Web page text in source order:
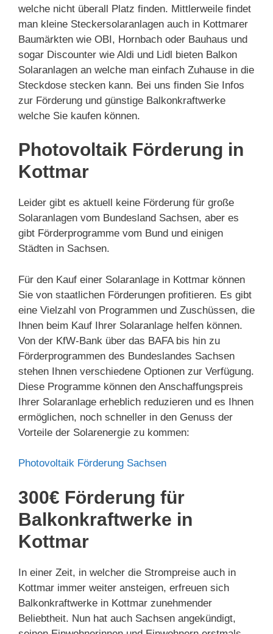
welche nicht überall Platz finden. Mittlerweile findet
man kleine Steckersolaranlagen auch in Kottmarer
Baumärkten wie OBI, Hornbach oder Bauhaus und
sogar Discounter wie Aldi und Lidl bieten Balkon
Solaranlagen an welche man einfach Zuhause in die
Steckdose stecken kann. Bei uns finden Sie Infos
zur Förderung und günstige Balkonkraftwerke
welche Sie kaufen können.
Photovoltaik Förderung in
Kottmar
Leider gibt es aktuell keine Förderung für große
Solaranlagen vom Bundesland Sachsen, aber es
gibt Förderprogramme vom Bund und einigen
Städten in Sachsen.
Für den Kauf einer Solaranlage in Kottmar können
Sie von staatlichen Förderungen profitieren. Es gibt
eine Vielzahl von Programmen und Zuschüssen, die
Ihnen beim Kauf Ihrer Solaranlage helfen können.
Von der KfW-Bank über das BAFA bis hin zu
Förderprogrammen des Bundeslandes Sachsen
stehen Ihnen verschiedene Optionen zur Verfügung.
Diese Programme können den Anschaffungspreis
Ihrer Solaranlage erheblich reduzieren und es Ihnen
ermöglichen, noch schneller in den Genuss der
Vorteile der Solarenergie zu kommen:
Photovoltaik Förderung Sachsen
300€ Förderung für
Balkonkraftwerke in
Kottmar
In einer Zeit, in welcher die Strompreise auch in
Kottmar immer weiter ansteigen, erfreuen sich
Balkonkraftwerke in Kottmar zunehmender
Beliebtheit. Nun hat auch Sachsen angekündigt,